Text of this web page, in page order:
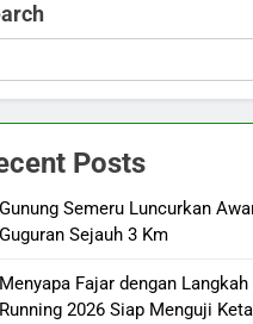
Posts
Gunung Semeru Luncurkan
Guguran Sejauh 3 Km
Menyapa Fajar dengan
Running 2026 Siap Menguji